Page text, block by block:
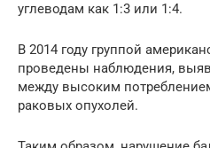
углеводам как 1:3 или 1:4.
В 2014 году группой
проведены наблюдения,
между высоким
раковых опухолей.